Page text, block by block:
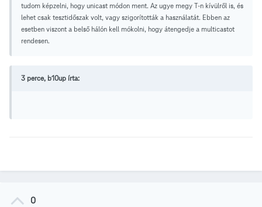
tudom képzelni, hogy unicast módon ment. Az ugye megy T-n kívülről is, és
lehet csak tesztidőszak volt, vagy szigorították a használatát. Ebben az
esetben viszont a belső hálón kell mókolni, hogy átengedje a multicastot
rendesen.
3 perce, b10up írta:
0